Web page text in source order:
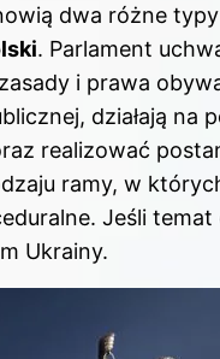
dwa różne
. Parlament
i prawa
działają na
realizować
ramy, w
Jeśli temat
Ukrainy.